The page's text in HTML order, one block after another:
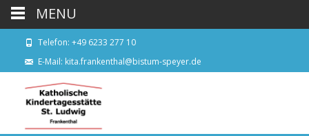
Telefon: +49 6233 277 10
E-Mail: kita.frankenthal@bistum-speyer.de
MENU